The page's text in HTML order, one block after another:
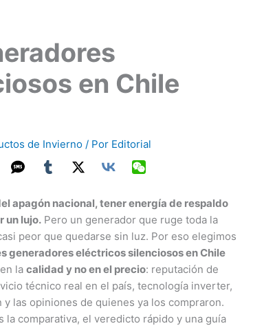
en Chile
de Invierno / Por Editorial
apagón nacional, tener energía de respaldo
un lujo.Pero un generador que ruge toda la
peor que quedarse sin luz. Por eso elegimos
generadores eléctricos silenciosos en Chile
la calidad y no en el precio: reputación de
técnico real en el país, tecnología inverter,
y las opiniones de quienes ya los compraron.
la comparativa, el veredicto rápido y una guía